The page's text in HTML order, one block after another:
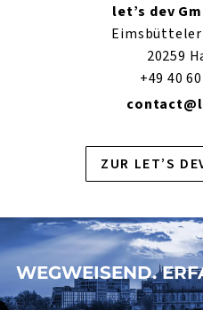
let’s dev
Eimsbütteler
20259
+49 40
ZUR LET’S
WEGWEISEND.